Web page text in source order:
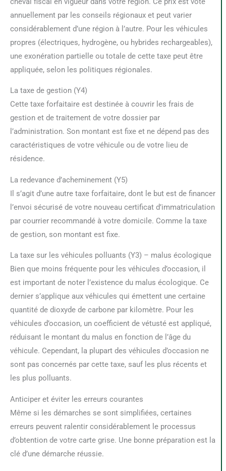
annuellement par les conseils régionaux et peut varier
considérablement d’une région à l’autre. Pour les véhicules
propres (électriques, hydrogène, ou hybrides rechargeables),
une exonération partielle ou totale de cette taxe peut être
appliquée, selon les politiques régionales.
La taxe de gestion (Y4)
Cette taxe forfaitaire est destinée à couvrir les frais de
gestion et de traitement de votre dossier par
l’administration. Son montant est fixe et ne dépend pas des
caractéristiques de votre véhicule ou de votre lieu de
résidence.
La redevance d’acheminement (Y5)
Il s’agit d’une autre taxe forfaitaire, dont le but est de financer
l’envoi sécurisé de votre nouveau certificat d’immatriculation
par courrier recommandé à votre domicile. Comme la taxe
de gestion, son montant est fixe.
La taxe sur les véhicules polluants (Y3) – malus écologique
Bien que moins fréquente pour les véhicules d’occasion, il
est important de noter l’existence du malus écologique. Ce
dernier s’applique aux véhicules qui émettent une certaine
quantité de dioxyde de carbone par kilomètre. Pour les
véhicules d’occasion, un coefficient de vétusté est appliqué,
réduisant le montant du malus en fonction de l’âge du
véhicule. Cependant, la plupart des véhicules d’occasion ne
sont pas concernés par cette taxe, sauf les plus récents et
les plus polluants.
Anticiper et éviter les erreurs courantes
Même si les démarches se sont simplifiées, certaines
erreurs peuvent ralentir considérablement le processus
d’obtention de votre carte grise. Une bonne préparation est la
clé d’une démarche réussie.